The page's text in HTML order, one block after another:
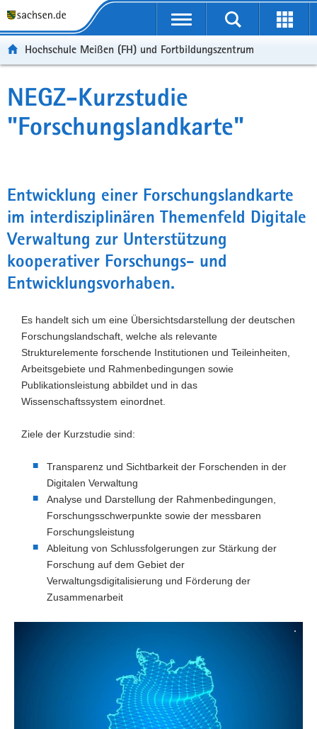
Portalübergreifende
Hochschule Meißen (FH) und Fortbildungszentrum
NEGZ-Kurzstudie
"Forschungslandkarte"
Entwicklung einer Forschungslandkarte
im interdisziplinären Themenfeld Digitale
Verwaltung zur Unterstützung
kooperativer Forschungs- und
Entwicklungsvorhaben.
Es handelt sich um eine Übersichtsdarstellung der deutschen
Forschungslandschaft, welche als relevante
Strukturelemente forschende Institutionen und Teileinheiten,
Arbeitsgebiete und Rahmenbedingungen sowie
Publikationsleistung abbildet und in das
Wissenschaftssystem einordnet.
Ziele der Kurzstudie sind:
Transparenz und Sichtbarkeit der Forschenden in der
Digitalen Verwaltung
Analyse und Darstellung der Rahmenbedingungen,
Forschungsschwerpunkte sowie der messbaren
Forschungsleistung
Ableitung von Schlussfolgerungen zur Stärkung der
Forschung auf dem Gebiet der
Verwaltungsdigitalisierung und Förderung der
Zusammenarbeit